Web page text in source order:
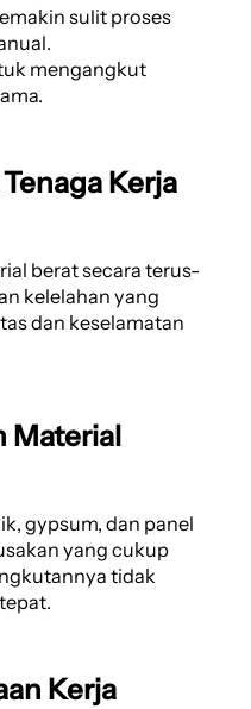
sulit proses
mengangkut
Kerja
berat secara terus-
kelelahan yang
dan keselamatan
Material
gypsum, dan panel
yang cukup
tidak
Kerja